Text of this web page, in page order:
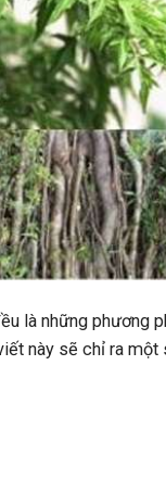
là những phương
này sẽ chỉ ra một